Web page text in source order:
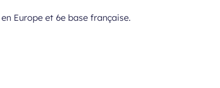
Europe et 6e base française.